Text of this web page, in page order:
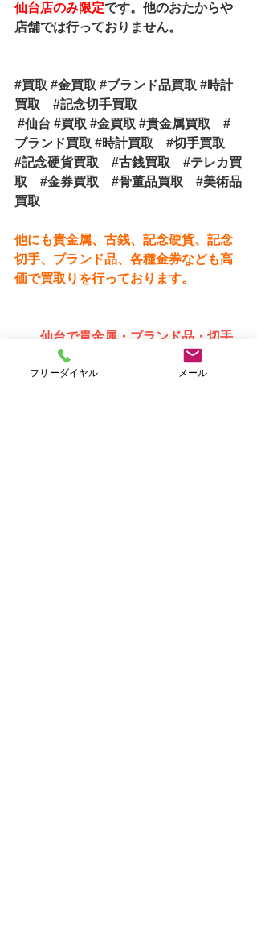
仙台店のみ限定です。他のおたからや
店舗では行っておりません。
#買取 #金買取 #ブランド品買取 #時計
買取
#記念切手買取
#仙台 #買取 #金買取 #貴金属買取
#
ブランド買取 #時計買取
#切手買取
#記念硬貨買取
#古銭買取
#テレカ買
取
#金券買取 #骨董品買取
#美術品
買取
他にも貴金属、古銭、記念硬貨、記念
切手、ブランド品、各種金券なども高
価で買取りを行っております。
仙台で貴金属・ブランド品・切手
を高価買取　⇒　おたからや仙台店Ｈ
Ｐ（オリジナルサイト）
フリーダイヤル メール